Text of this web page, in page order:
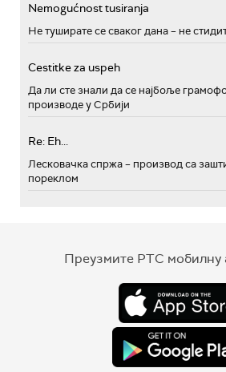
Nemogućnost tusiranja
Не туширате се сваког дана – не
Cestitke za uspeh
Да ли сте знали да се најбоље
производе у Србији
Re: Eh...
Лесковачка спржа – производ са
пореклом
Преузмите РТС мобилну